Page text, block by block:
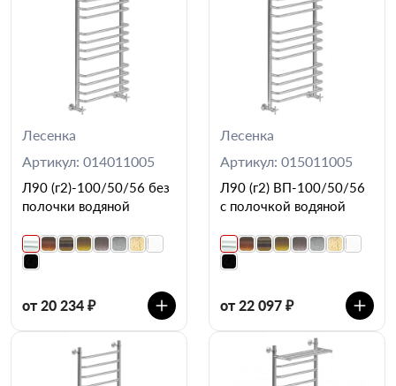
Лесенка
Артикул: 014011005
Л90 (г2)-100/50/56 без
полочки водяной
от 20 234 ₽
Лесенка
Артикул: 015011005
Л90 (г2) ВП-100/50/56
с полочкой водяной
от 22 097 ₽